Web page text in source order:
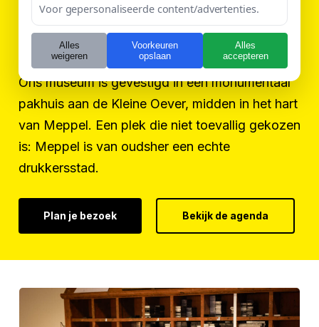
Midden in drukkersstad
Meppel
Ons museum is gevestigd in een monumentaal
pakhuis aan de Kleine Oever, midden in het hart
van Meppel. Een plek die niet toevallig gekozen
is: Meppel is van oudsher een echte
drukkersstad.
Plan je bezoek Bekijk de agenda
Voor gepersonaliseerde content/advertenties.
Alles
weigeren
Voorkeuren
opslaan
Alles
accepteren